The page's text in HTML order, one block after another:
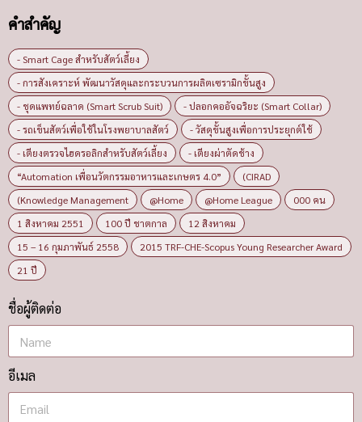
คำสำคัญ
- Smart Cage สำหรับสัตว์เลี้ยง
- การสังเคราะห์ พัฒนาวัสดุและกระบวนการผลิตเซรามิกขั้นสูง
- ชุดแพทย์ฉลาด (Smart Scrub Suit)
- ปลอกคออัจฉริยะ (Smart Collar)
- รถเข็นสัตว์เพื่อใช้ในโรงพยาบาลสัตว์
- วัสดุขั้นสูงเพื่อการประยุกต์ใช้
- เตียงตรวจไฮดรอลิกสำหรับสัตว์เลี้ยง
- เตียงผ่าตัดช้าง
“Automation เพื่อนวัตกรรมอาหารและเกษตร 4.0”
(CIRAD
(Knowledge Management
@Home @Home League
000 คน
1 สิงหาคม 2551
100 ปี ชาตกาล
12 สิงหาคม
15 – 16 กุมภาพันธ์ 2558
2015 TRF-CHE-Scopus Young Researcher Award
21 ปี
ชื่อผู้ติดต่อ
อีเมล